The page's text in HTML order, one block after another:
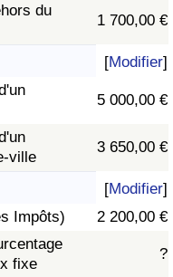
du
1 700,00 €
[Modifier]
5 000,00 €
ville
3 650,00 €
[Modifier]
Impôts)
2 200,00 €
fixe
?